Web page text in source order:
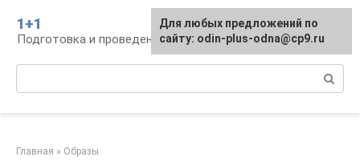
контенту
1+1
Подготовка и проведение свадьбы, традиции
Главная » Образы
Для любых предложений по
сайту: odin-plus-odna@cp9.ru